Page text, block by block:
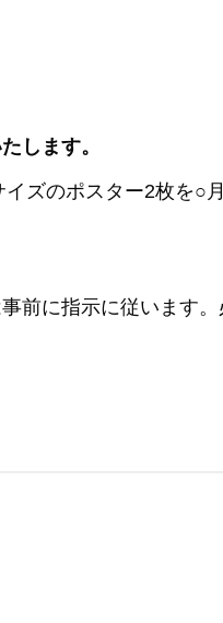
します。
イズのポスター2枚を○
前に指示に従います